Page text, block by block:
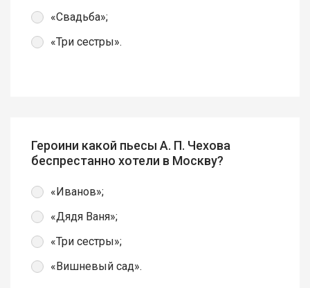
«Свадьба»;
«Три сестры».
Героини какой пьесы А. П. Чехова
беспрестанно хотели в Москву?
«Иванов»;
«Дядя Ваня»;
«Три сестры»;
«Вишневый сад».